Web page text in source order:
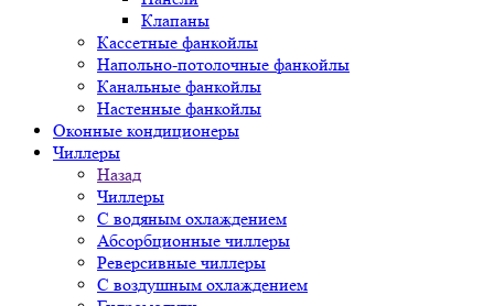
Клапаны
Кассетные фанкойлы
Напольно-потолочные фанкойлы
Канальные фанкойлы
Настенные фанкойлы
Оконные кондиционеры
Чиллеры
Назад
Чиллеры
С водяным охлаждением
Абсорбционные чиллеры
Реверсивные чиллеры
С воздушным охлаждением